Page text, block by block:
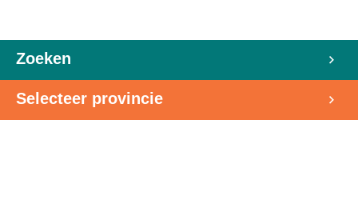
Zoeken
Selecteer provincie